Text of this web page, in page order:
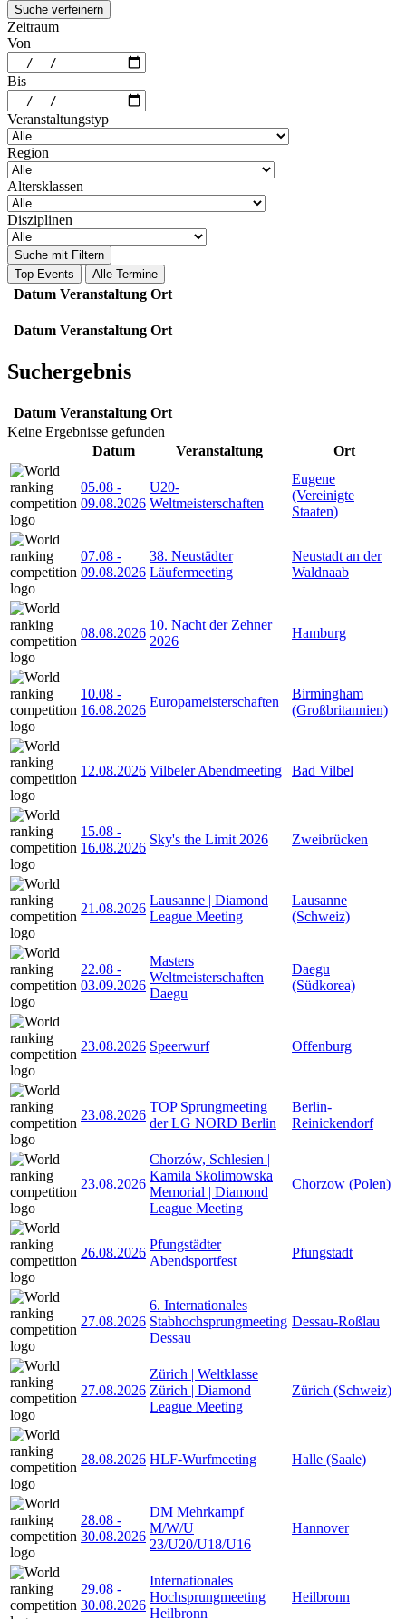
Suche verfeinern
Zeitraum
Von
Bis
Veranstaltungstyp
Region
Altersklassen
Disziplinen
Suche mit Filtern
Top-Events
Alle Termine
Datum Veranstaltung Ort
Datum Veranstaltung Ort
Suchergebnis
Datum Veranstaltung Ort
Keine Ergebnisse gefunden
Datum
Veranstaltung Ort
05.08 -
09.08.2026
U20-
Weltmeisterschaften
Eugene
(Vereinigte
Staaten)
07.08 -
09.08.2026
38. Neustädter
Läufermeeting
Neustadt an der
Waldnaab
08.08.2026
10. Nacht der Zehner
2026
Hamburg
10.08 -
16.08.2026
Europameisterschaften
Birmingham
(Großbritannien)
12.08.2026 Vilbeler Abendmeeting Bad Vilbel
15.08 -
16.08.2026
Sky's the Limit 2026 Zweibrücken
21.08.2026
Lausanne | Diamond
League Meeting
Lausanne
(Schweiz)
22.08 -
03.09.2026
Masters
Weltmeisterschaften
Daegu
Daegu
(Südkorea)
23.08.2026 Speerwurf Offenburg
23.08.2026
TOP Sprungmeeting
der LG NORD Berlin
Berlin-
Reinickendorf
23.08.2026
Chorzów, Schlesien |
Kamila Skolimowska
Memorial | Diamond
League Meeting
Chorzow (Polen)
26.08.2026
Pfungstädter
Abendsportfest
Pfungstadt
27.08.2026
6. Internationales
Stabhochsprungmeeting
Dessau
Dessau-Roßlau
27.08.2026
Zürich | Weltklasse
Zürich | Diamond
League Meeting
Zürich (Schweiz)
28.08.2026 HLF-Wurfmeeting Halle (Saale)
28.08 -
30.08.2026
DM Mehrkampf
M/W/U
23/U20/U18/U16
Hannover
29.08 -
30.08.2026
Internationales
Hochsprungmeeting
Heilbronn
Heilbronn